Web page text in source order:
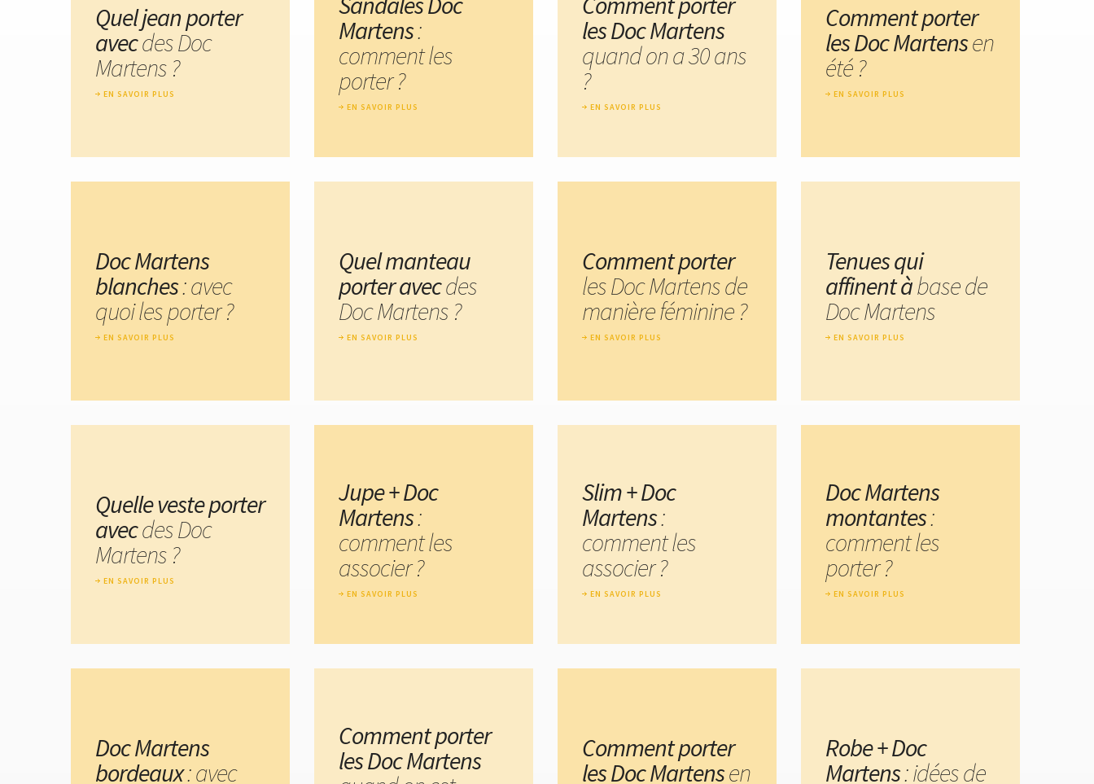
Quel jean porter
avecdes Doc
Martens ?
EN SAVOIR PLUS
Martens:
comment les
porter ?
EN SAVOIR PLUS
les Doc Martens
quand on a 30 ans
?
EN SAVOIR PLUS
Comment porter
les Doc Martensen
été ?
EN SAVOIR PLUS
Doc Martens
blanches: avec
quoi les porter ?
EN SAVOIR PLUS
Quel manteau
porter avecdes
Doc Martens ?
EN SAVOIR PLUS
Comment porter
les Doc Martens de
manière féminine ?
EN SAVOIR PLUS
Tenues qui
affinent àbase de
Doc Martens
EN SAVOIR PLUS
Quelle veste porter
avecdes Doc
Martens ?
EN SAVOIR PLUS
Jupe + Doc
Martens:
comment les
associer ?
EN SAVOIR PLUS
Slim + Doc
Martens:
comment les
associer ?
EN SAVOIR PLUS
Doc Martens
montantes:
comment les
porter ?
EN SAVOIR PLUS
Doc Martens
bordeaux: avec
Comment porter
les Doc Martens
Comment porter
les Doc Martensen
Robe + Doc
Martens: idées de